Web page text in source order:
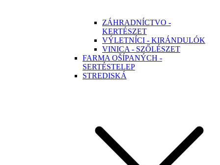
ZÁHRADNÍCTVO -
KERTÉSZET
VÝLETNÍCI - KIRÁNDULÓK
VINICA - SZŐLÉSZET
FARMA OŠÍPANÝCH -
SERTÉSTELEP
STREDISKÁ